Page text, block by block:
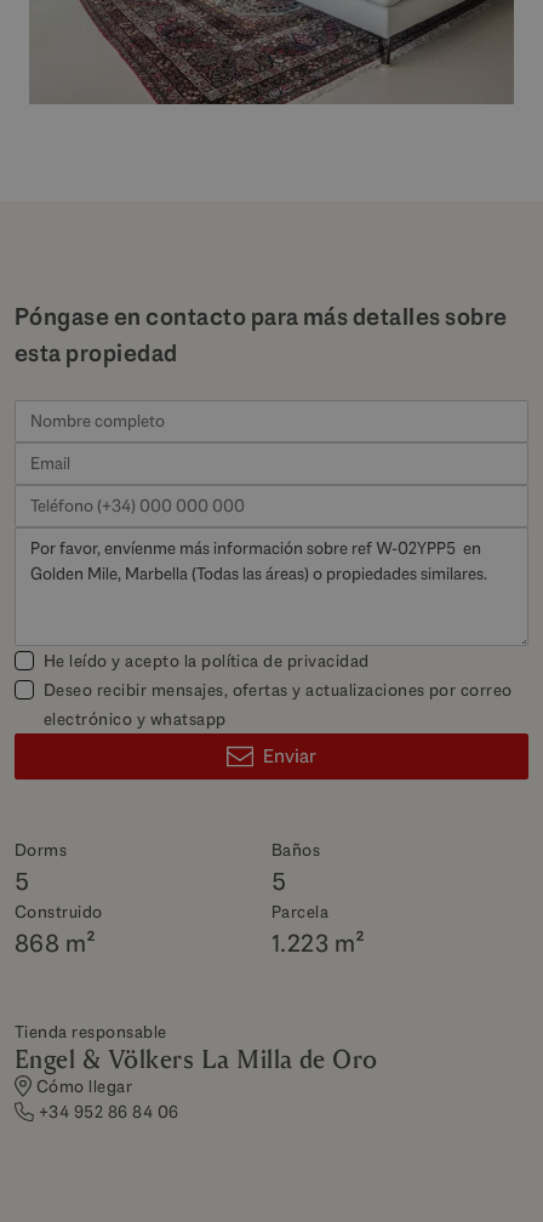
Póngase en contacto para más detalles sobre
esta propiedad
Dorms
5
Baños
5
Construido
868 m²
Parcela
1.223 m²
Tienda responsable
Engel & Völkers La Milla de Oro
Cómo llegar
+34 952 86 84 06
He leído y acepto la política de privacidad
Deseo recibir mensajes, ofertas y actualizaciones por correo
electrónico y whatsapp
Enviar